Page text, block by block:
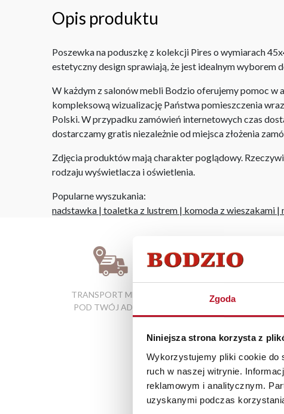
Zgoda
Niniejsza strona korzysta z
Wykorzystujemy pliki cookie do
ruch w naszej witrynie.
reklamowym i analitycznym.
uzyskanymi podczas
Opis produktu
Poszewka na poduszkę z kolekcji Pires o wymiarach
estetyczny design sprawiają, że jest idealnym wyborem
W każdym z salonów mebli Bodzio oferujemy pomoc w
kompleksową wizualizację Państwa pomieszczenia
Polski. W przypadku zamówień internetowych czas
dostarczamy gratis niezależnie od miejsca złożenia
Zdjęcia produktów mają charakter poglądowy.
rodzaju wyświetlacza i oświetlenia.
Popularne wyszukania:
nadstawka | toaletka z lustrem | komoda z wieszakami |
TRANSPORT MEBLI
POD TWÓJ ADRES
RATY 0% W
FIRMOWYCH